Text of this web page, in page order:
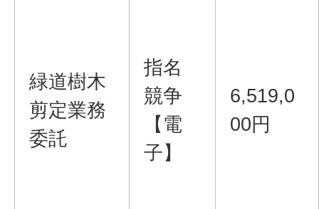
緑道樹木
剪定業務
委託
指名
競争
【電
子】
6,519,0
00円